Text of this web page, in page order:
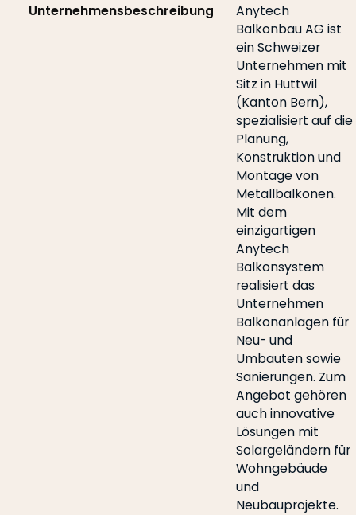
Unternehmensbeschreibung
Anytech
Balkonbau AG ist
ein Schweizer
Unternehmen mit
Sitz in Huttwil
(Kanton Bern),
spezialisiert auf die
Planung,
Konstruktion und
Montage von
Metallbalkonen.
Mit dem
einzigartigen
Anytech
Balkonsystem
realisiert das
Unternehmen
Balkonanlagen für
Neu- und
Umbauten sowie
Sanierungen. Zum
Angebot gehören
auch innovative
Lösungen mit
Solargeländern für
Wohngebäude
und
Neubauprojekte.